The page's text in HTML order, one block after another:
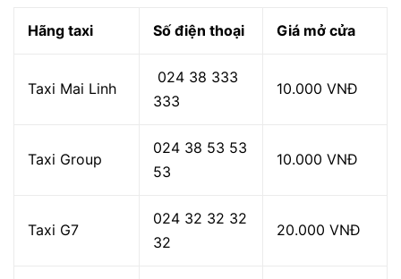
Hãng taxi Số điện thoại Giá mở cửa
Taxi Mai Linh
024 38 333
333
10.000 VNĐ
Taxi Group
024 38 53 53
53
10.000 VNĐ
Taxi G7
024 32 32 32
32
20.000 VNĐ